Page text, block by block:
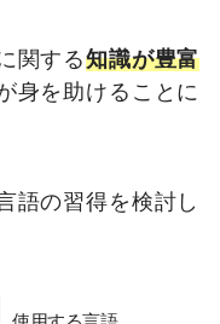
関する知識が豊富
身を助けることに
語の習得を検討し